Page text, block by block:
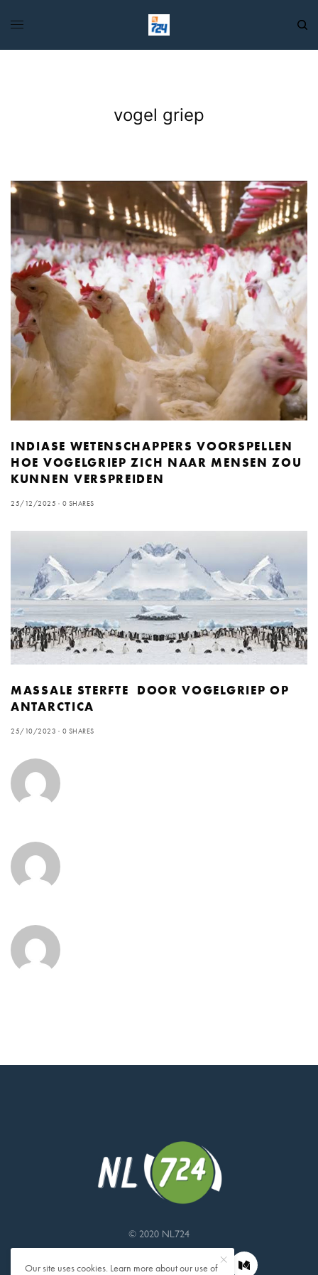
vogel griep
INDIASE WETENSCHAPPERS VOORSPELLEN
HOE VOGELGRIEP ZICH NAAR MENSEN ZOU
KUNNEN VERSPREIDEN
25/12/2025 0 SHARES
MASSALE STERFTE DOOR VOGELGRIEP OP
ANTARCTICA
25/10/2023 0 SHARES
© 2020 NL724
Our site uses cookies. Learn more about our use of